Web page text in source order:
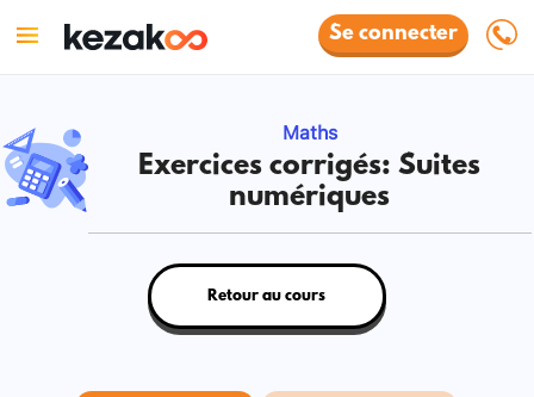
Se connecter
Maths
Exercices corrigés: Suites
numériques
Retour au cours